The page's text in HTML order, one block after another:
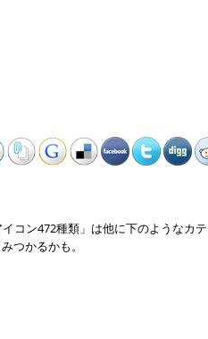
イコン472種類」は他に下のようなカ
つかるかも。